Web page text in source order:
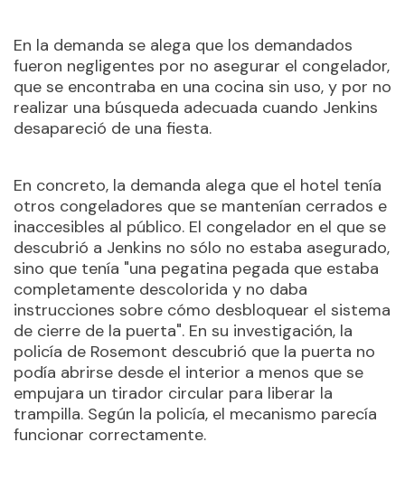
En la demanda se alega que los demandados
fueron negligentes por no asegurar el congelador,
que se encontraba en una cocina sin uso, y por no
realizar una búsqueda adecuada cuando Jenkins
desapareció de una fiesta.
En concreto, la demanda alega que el hotel tenía
otros congeladores que se mantenían cerrados e
inaccesibles al público. El congelador en el que se
descubrió a Jenkins no sólo no estaba asegurado,
sino que tenía "una pegatina pegada que estaba
completamente descolorida y no daba
instrucciones sobre cómo desbloquear el sistema
de cierre de la puerta". En su investigación, la
policía de Rosemont descubrió que la puerta no
podía abrirse desde el interior a menos que se
empujara un tirador circular para liberar la
trampilla. Según la policía, el mecanismo parecía
funcionar correctamente.